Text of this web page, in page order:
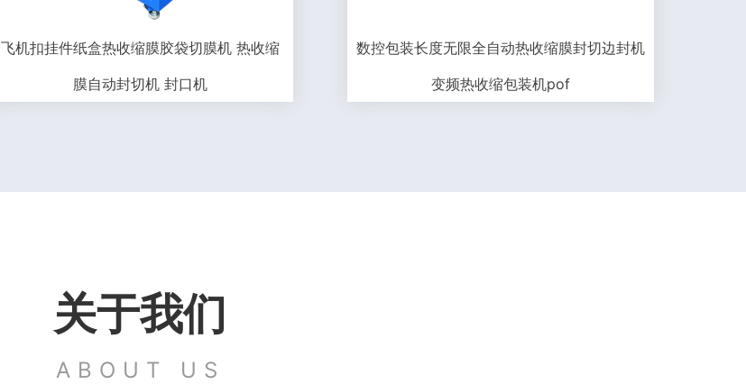
飞机扣挂件纸盒热收缩膜胶袋切膜机 热收缩
膜自动封切机 封口机
数控包装长度无限全自动热收缩膜封切边封机
变频热收缩包装机pof
关于我们
ABOUT US